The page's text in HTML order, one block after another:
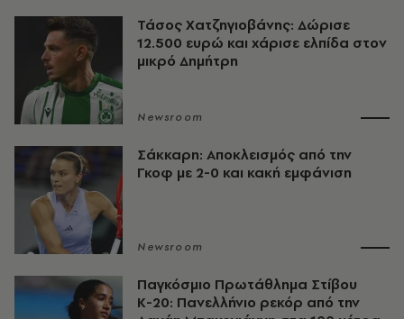
Τάσος Χατζηγιοβάνης: Δώρισε
12.500 ευρώ και χάρισε ελπίδα στον
μικρό Δημήτρη
Newsroom
Σάκκαρη: Αποκλεισμός από την
Γκοφ με 2-0 και κακή εμφάνιση
Newsroom
Παγκόσμιο Πρωτάθλημα Στίβου
Κ-20: Πανελλήνιο ρεκόρ από την